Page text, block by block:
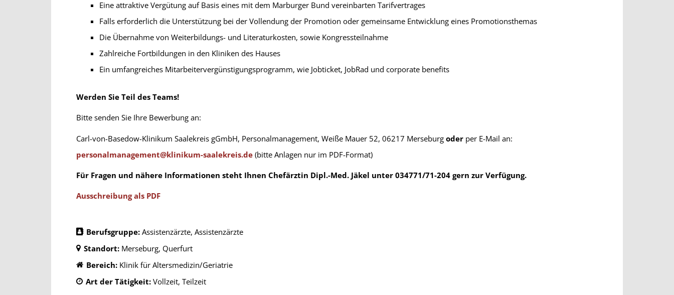
Eine attraktive Vergütung auf Basis eines mit dem Marburger Bund vereinbarten Tarifvertrages
Falls erforderlich die Unterstützung bei der Vollendung der Promotion oder gemeinsame Entwicklung eines Promotionsthemas
Die Übernahme von Weiterbildungs- und Literaturkosten, sowie Kongressteilnahme
Zahlreiche Fortbildungen in den Kliniken des Hauses
Ein umfangreiches Mitarbeitervergünstigungsprogramm, wie Jobticket, JobRad und corporate benefits
Werden Sie Teil des Teams!
Bitte senden Sie Ihre Bewerbung an:
Carl-von-Basedow-Klinikum Saalekreis gGmbH, Personalmanagement, Weiße Mauer 52, 06217 Merseburgoder per E-Mail an:
personalmanagement@klinikum-saalekreis.de(bitte Anlagen nur im PDF-Format)
Für Fragen und nähere Informationen steht Ihnen Chefärztin Dipl.-Med. Jäkel unter 034771/71-204 gern zur Verfügung.
Ausschreibung als PDF
Berufsgruppe:Assistenzärzte Assistenzärzte
Standort: Merseburg Querfurt
Bereich: Klinik für Altersmedizin/Geriatrie
Art der Tätigkeit:Vollzeit Teilzeit